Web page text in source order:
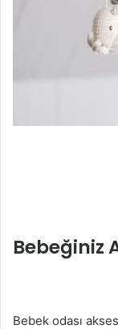
Bebeğiniz
Bebek odası